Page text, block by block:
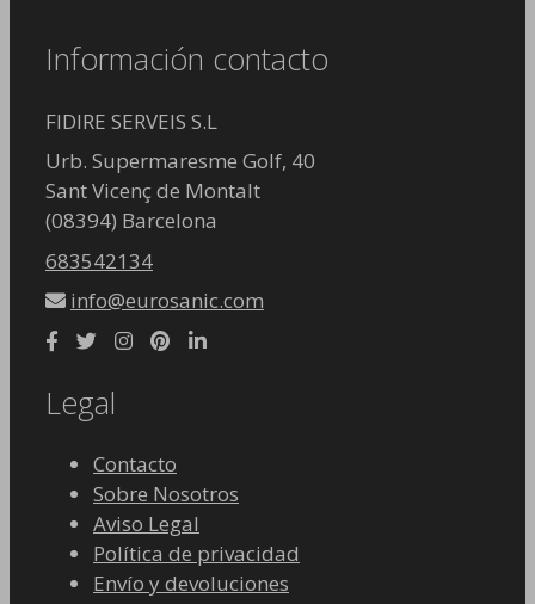
Información contacto
FIDIRE SERVEIS S.L
Urb. Supermaresme Golf, 40
Sant Vicenç de Montalt
(08394) Barcelona
683542134
info@eurosanic.com
Legal
Contacto
Sobre Nosotros
Aviso Legal
Política de privacidad
Envío y devoluciones